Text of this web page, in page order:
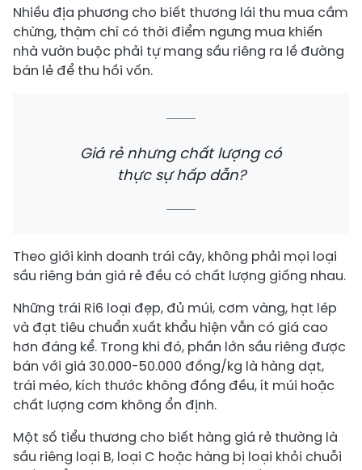
Nhiều địa phương cho biết thương lái thu mua cầm
chừng, thậm chí có thời điểm ngưng mua khiến
nhà vườn buộc phải tự mang sầu riêng ra lề đường
bán lẻ để thu hồi vốn.
Giá rẻ nhưng chất lượng có
thực sự hấp dẫn?
Theo giới kinh doanh trái cây, không phải mọi loại
sầu riêng bán giá rẻ đều có chất lượng giống nhau.
Những trái Ri6 loại đẹp, đủ múi, cơm vàng, hạt lép
và đạt tiêu chuẩn xuất khẩu hiện vẫn có giá cao
hơn đáng kể. Trong khi đó, phần lớn sầu riêng được
bán với giá 30.000-50.000 đồng/kg là hàng dạt,
trái méo, kích thước không đồng đều, ít múi hoặc
chất lượng cơm không ổn định.
Một số tiểu thương cho biết hàng giá rẻ thường là
sầu riêng loại B, loại C hoặc hàng bị loại khỏi chuỗi